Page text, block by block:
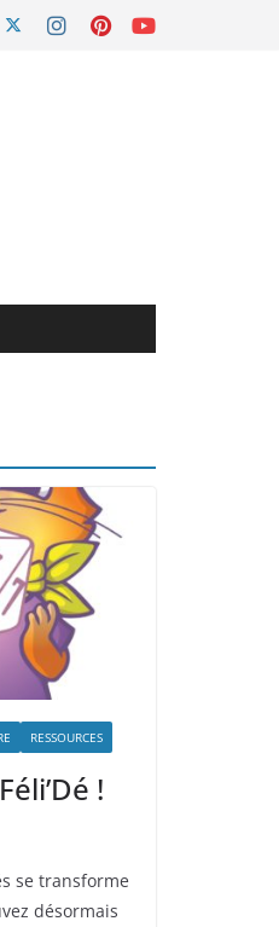
RESSOURCES
!
se transforme
désormais